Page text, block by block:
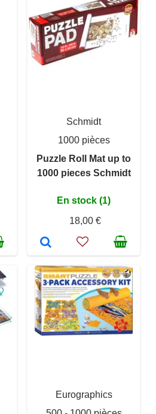
Schmidt
1000 pièces
Puzzle Roll Mat up to
1000 pieces Schmidt
En stock (1)
18,00 €
Eurographics